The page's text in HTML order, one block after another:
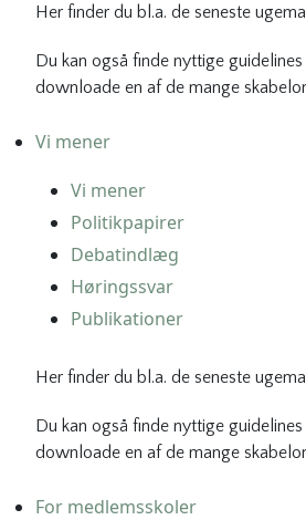
Her finder du bl.a. de seneste
Du kan også finde nyttige
downloade en af de mange
Vi mener
Vi mener
Politikpapirer
Debatindlæg
Høringssvar
Publikationer
Her finder du bl.a. de seneste
Du kan også finde nyttige
downloade en af de mange
For medlemsskoler